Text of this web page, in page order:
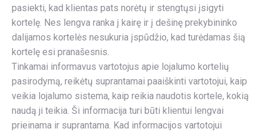
pasiekti, kad klientas pats norėtų ir stengtųsi įsigyti
kortelę. Nes lengva ranka į kairę ir į dešinę prekybininko
dalijamos kortelės nesukuria įspūdžio, kad turėdamas šią
kortelę esi pranašesnis.
Tinkamai informavus vartotojus apie lojalumo kortelių
pasirodymą, reikėtų suprantamai paaiškinti vartotojui, kaip
veikia lojalumo sistema, kaip reikia naudotis kortele, kokią
naudą ji teikia. Ši informacija turi būti klientui lengvai
prieinama ir suprantama. Kad informacijos vartotojui